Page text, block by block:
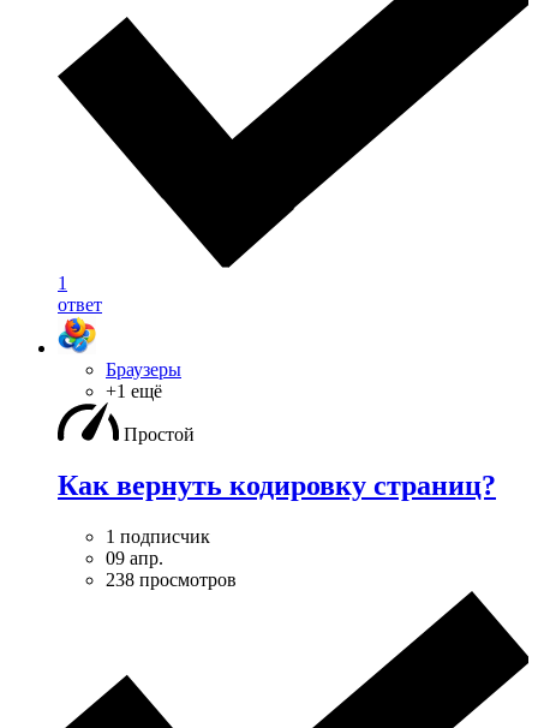
1
ответ
Браузеры
+1 ещё
Простой
Как вернуть кодировку страниц?
1 подписчик
09 апр.
238 просмотров